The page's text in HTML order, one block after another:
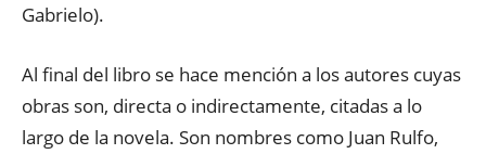
Gabrielo).
Al final del libro se hace mención a los autores cuyas
obras son, directa o indirectamente, citadas a lo
largo de la novela. Son nombres como Juan Rulfo,